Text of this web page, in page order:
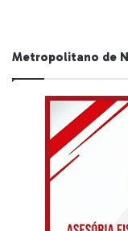
Metropolitano de